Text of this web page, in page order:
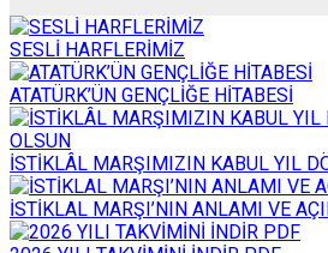
SESLİ HARFLERİMİZ
ATATÜRK’ÜN GENÇLİĞE HİTABESİ
İSTİKLÂL MARŞIMIZIN KABUL YIL
İSTİKLAL MARŞI’NIN ANLAMI VE